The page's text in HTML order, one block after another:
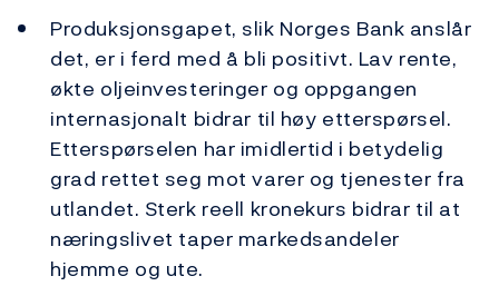
Produksjonsgapet, slik Norges Bank anslår
det, er i ferd med å bli positivt. Lav rente,
økte oljeinvesteringer og oppgangen
internasjonalt bidrar til høy etterspørsel.
Etterspørselen har imidlertid i betydelig
grad rettet seg mot varer og tjenester fra
utlandet. Sterk reell kronekurs bidrar til at
næringslivet taper markedsandeler
hjemme og ute.